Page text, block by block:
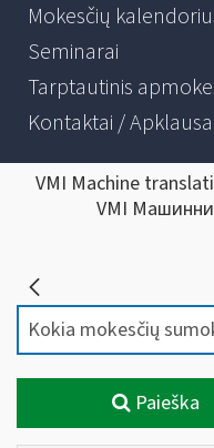
Mokesčių
Seminarai
Tarptautinis
Kontaktai / Apklausa
VMI Machine
VMI
Paieška